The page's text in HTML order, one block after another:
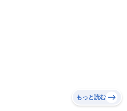
もっと読む